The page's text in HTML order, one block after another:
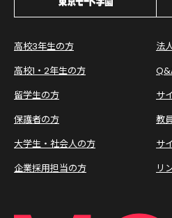
高校3年生の方
高校1・2年生の方
留学生の方
保護者の方
大学生・社会人の方
企業採用担当の方
法
サ
教
サ
リ